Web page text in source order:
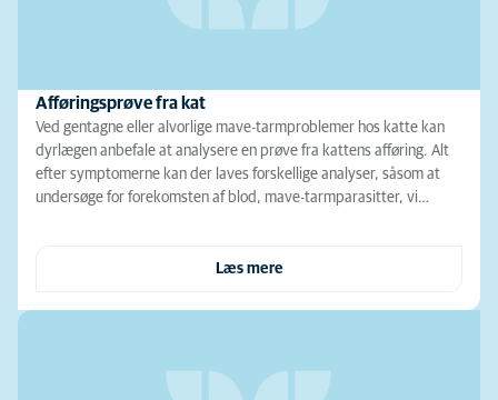
Afføringsprøve fra kat
Ved gentagne eller alvorlige mave-tarmproblemer hos katte kan
dyrlægen anbefale at analysere en prøve fra kattens afføring. Alt
efter symptomerne kan der laves forskellige analyser, såsom at
undersøge for forekomsten af blod, mave-tarmparasitter, vi…
Læs mere